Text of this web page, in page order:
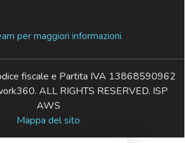
per maggiori informazioni
fiscale e Partita IVA 13868590962
ALL RIGHTS RESERVED. ISP
AWS
Mappa del sito